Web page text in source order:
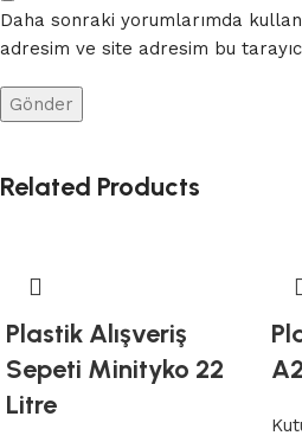
Daha sonraki yorumlarımda
adresim ve site adresim bu
Related Products
Plastik Alışveriş
Sepeti Minityko 22
Litre